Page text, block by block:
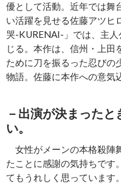
優として活動。近年では舞
い活躍を見せる佐藤アツヒ
哭‐KURENAI‐」では、主
じる。本作は、信州・上田
ために刀を振るった忍びの
物語。佐藤に本作への意気
－出演が決まった
い。
女性がメーンの本格殺陣
たことに感謝の気持ちです
てもうれしく思っています。